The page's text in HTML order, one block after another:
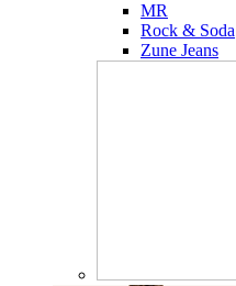
MR
Rock & Soda
Zune Jeans